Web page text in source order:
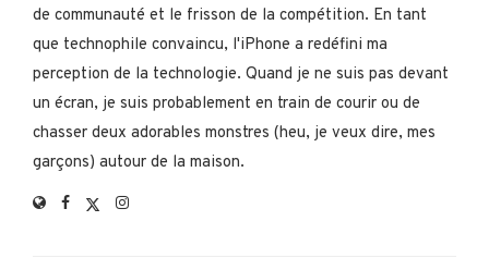
de communauté et le frisson de la compétition. En tant
que technophile convaincu, l'iPhone a redéfini ma
perception de la technologie. Quand je ne suis pas devant
un écran, je suis probablement en train de courir ou de
chasser deux adorables monstres (heu, je veux dire, mes
garçons) autour de la maison.